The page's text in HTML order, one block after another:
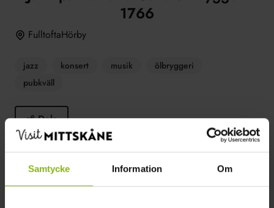
Samtycke Information Om
1766
FulltoftaHörby
jazz konsert musik
ölbryggeri
pubkväll
Dela
Välkomna på jazzkväll på ölbryggeriet. Anna Lundqvist
Lisboa Cinco ”You must believe in spring tour”.